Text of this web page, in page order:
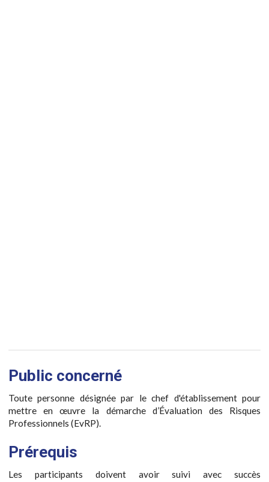
Public concerné
Toute personne désignée par le chef d'établissement pour
mettre en œuvre la démarche d’Évaluation des Risques
Professionnels (EvRP).
Prérequis
Les participants doivent avoir suivi avec succès